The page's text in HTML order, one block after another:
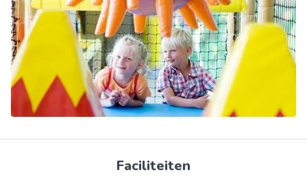
Faciliteiten